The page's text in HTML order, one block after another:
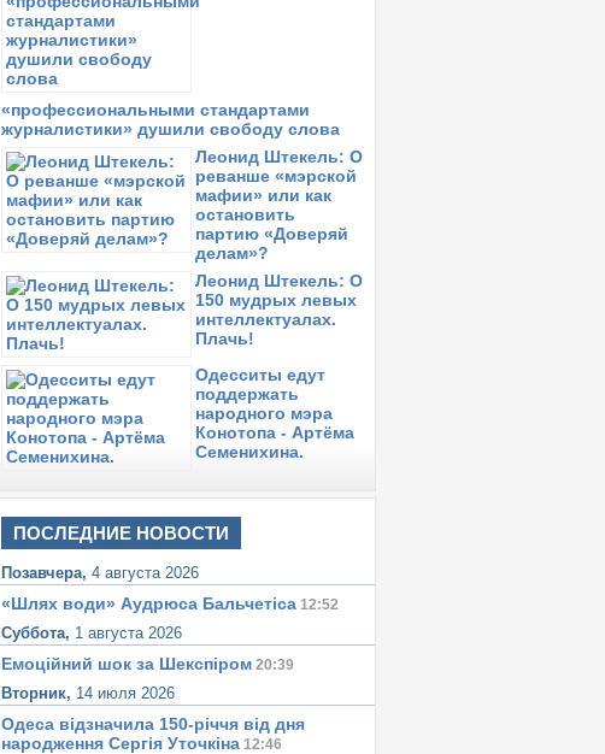
«профессиональными стандартами
журналистики» душили свободу слова
Леонид Штекель: О
реванше «мэрской
мафии» или как
остановить
партию «Доверяй
делам»?
Леонид Штекель: О
150 мудрых левых
интеллектуалах.
Плачь!
Одесситы едут
поддержать
народного мэра
Конотопа - Артёма
Семенихина.
ПОСЛЕДНИЕ НОВОСТИ
Позавчера, 4 августа 2026
«Шлях води» Аудрюса Бальчетiса 12:52
Суббота, 1 августа 2026
Емоційний шок за Шекспіром 20:39
Вторник, 14 июля 2026
Одеса відзначила 150-річчя від дня
народження Сергія Уточкіна 12:46